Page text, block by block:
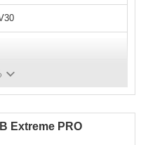
Extreme PRO